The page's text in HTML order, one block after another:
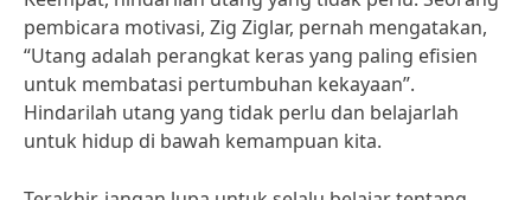
pembicara motivasi, Zig Ziglar, pernah mengatakan,
“Utang adalah perangkat keras yang paling efisien
untuk membatasi pertumbuhan kekayaan”.
Hindarilah utang yang tidak perlu dan belajarlah
untuk hidup di bawah kemampuan kita.